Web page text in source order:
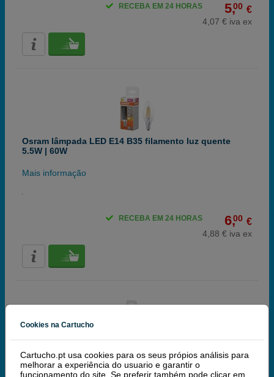
5,00 €
4,07 € iva ex
RECEBA EM 24 HORAS
Osram lâmpada LED E14 B35 filamento luz quente
5.5W | 60W
Mais informação
6,00 €
4,88 € iva ex
RECEBA EM 24 HORAS
Osram lâmpada LED E14 B35 filamento luz quente
regulável 1.8 W | 25 W
Cookies na Cartucho
Cartucho.pt usa cookies para os seus própios análisis para
melhorar a experiência do usuario e garantir o
funcionamento do site. Se preferir também pode clicar em